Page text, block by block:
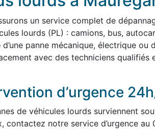
un service complet de
lourds (PL) : camions, bus,
d’une panne mécanique, électrique
avec des techniciens
d’urgence
de véhicules lourds surviennent
contactez notre service d’urgence